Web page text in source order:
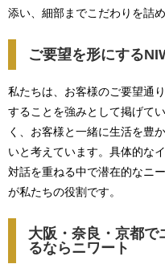
添い、細部までこだわりを詰
ご要望を形にする
私たちは、お客様のご要望通
することを強みとして掲げて
く、お客様と一緒に生活を豊
いと考えています。具体的な
対話を重ねる中で潜在的なニ
が私たちの役割です。
大阪・奈良・京都で
るならニワート